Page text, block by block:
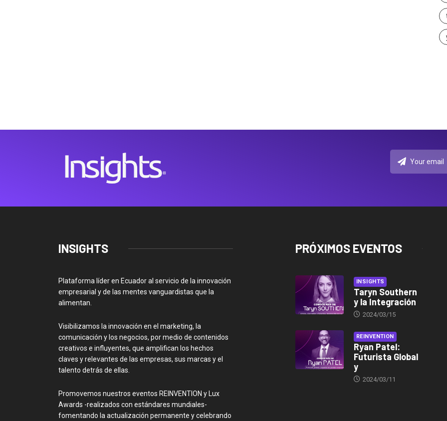
INSIGHTS
Plataforma líder en Ecuador al servicio de la innovación
empresarial y de las mentes vanguardistas que la
alimentan.
Visibilizamos la innovación en el marketing, la
comunicación y los negocios, por medio de contenidos
creativos e influyentes, que amplifican los hechos
claves y relevantes de las empresas, sus marcas y el
talento detrás de ellas.
Promovemos nuestros eventos REINVENTION y Lux
Awards -realizados con estándares mundiales-
fomentando la actualización permanente y celebrando
PRÓXIMOS EVENTOS
INSIGHTS
Taryn Southern
y la Integración
2024/03/15
REINVENTION
Ryan Patel:
Futurista Global
y
2024/03/11